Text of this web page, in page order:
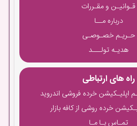
قـوانیـن و مقـررات
درباره مــا
حـریـم خصـوصـی
هدیـه تولـــد
راه های ارتباطی
اپلیـکیشن خرده فروشی اندروید
خرده روشی از کافه بازار
تمـاس بـا مـا